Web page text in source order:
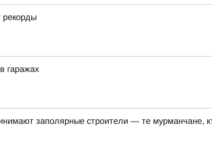
рекорды
гаражах
заполярные строители — те